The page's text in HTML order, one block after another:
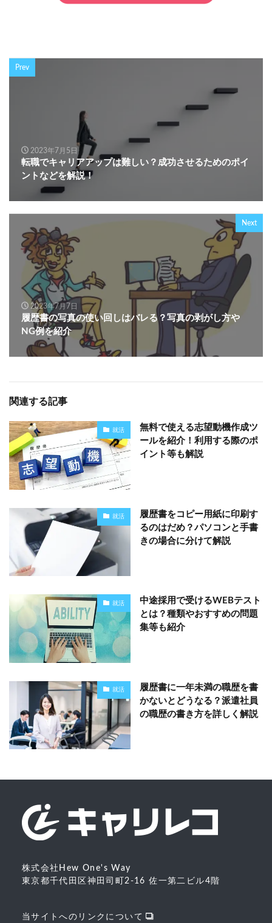
Prev
2023年7月5日
転職でキャリアアップは難しい？成功させるためのポイ
ントなどを解説！
Next
2023年7月7日
履歴書の写真の使い回しはバレる？写真の剥がし方や
NG例を紹介
関連する記事
就活
無料で使える志望動機作成ツ
ールを紹介！利用する際のポ
イント等も解説
就活
履歴書をコピー用紙に印刷す
るのはだめ？パソコンと手書
きの場合に分けて解説
就活
中途採用で受けるWEBテスト
とは？種類やおすすめの問題
集等も紹介
就活
履歴書に一年未満の職歴を書
かないとどうなる？派遣社員
の職歴の書き方を詳しく解説
株式会社Hew One's Way
東京都千代田区神田司町2-16 佐一第二ビル4階
当サイトへのリンクについて